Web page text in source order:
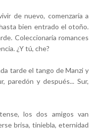
de nuevo, comenzaría a
bien entrado el otoño.
Coleccionaría romances
¿Y tú, che?
tarde el tango de Manzi y
paredón y después... Sur,
los dos amigos van
brisa, tiniebla, eternidad